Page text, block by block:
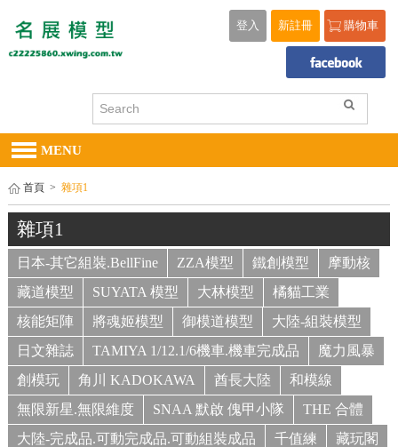
購物車
新註冊
登入
MENU
首頁 > 雜項1
雜項1
日本-其它組裝.BellFine ZZA模型 鐵創模型
摩動核
藏道模型
SUYATA 模型 大林模型
橘貓工業
核能矩陣
將魂姬模型 御模道模型
大陸-組裝模型
日文雜誌
TAMIYA 1/12.1/6機車.機車完成品
魔力風暴
創模玩
角川 KADOKAWA 酋長大陸
和模線
無限新星.無限維度
SNAA 默啟 傀甲小隊
THE 合體
大陸-完成品.可動完成品.可動組裝成品
千值練
藏玩閣